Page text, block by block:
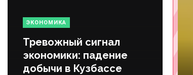
ЭКОНОМИКА
Тревожный сигнал
экономики: падение
добычи в Кузбассе